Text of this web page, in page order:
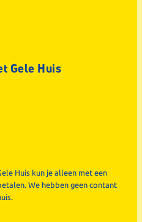
Gele Huis
Huis kun je alleen met een
We hebben geen contant